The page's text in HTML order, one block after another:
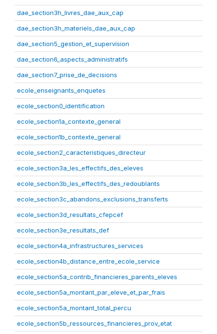
dae_section3h_livres_dae_aux_cap
dae_section3h_materiels_dae_aux_cap
dae_section5_gestion_et_supervision
dae_section6_aspects_administratifs
dae_section7_prise_de_decisions
ecole_enseignants_enquetes
ecole_section0_identification
ecole_section1a_contexte_general
ecole_section1b_contexte_general
ecole_section2_caracteristiques_directeur
ecole_section3a_les_effectifs_des_eleves
ecole_section3b_les_effectifs_des_redoublants
ecole_section3c_abandons_exclusions_transferts
ecole_section3d_resultats_cfepcef
ecole_section3e_resultats_def
ecole_section4a_infrastructures_services
ecole_section4b_distance_entre_ecole_service
ecole_section5a_contrib_financieres_parents_eleves
ecole_section5a_montant_par_eleve_et_par_frais
ecole_section5a_montant_total_percu
ecole_section5b_ressources_financieres_prov_etat